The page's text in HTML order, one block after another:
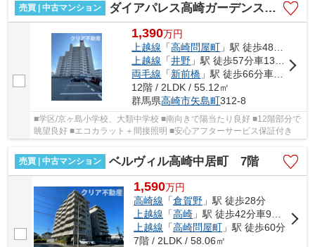
売買 | 中古マンション
ダイアパレス高崎ガーデンステージ 12階
1,390万円
上越線 「高崎問屋町 」駅 徒歩48分車13分 5.7km
上越線 「井野 」駅 徒歩57分車13分 4.6km
両毛線 「新前橋 」駅 徒歩66分車11分 5.0km
12階 / 2LDK / 55.12㎡
群馬県高崎市矢島町312-8
■学区/京ヶ島小学校、大類中学校 ■南向きで陽当たり良好 ■12階部分で
眺望良好 ■エコカラット＋間接照明 ■安心アフターサービス保証付き
売買 | 中古マンション ベルヴィル高崎中居町 7階
1,590万円
高崎線 「倉賀野 」駅 徒歩28分
上越線 「高崎 」駅 徒歩42分車9分 3.2km
上越線 「高崎問屋町 」駅 徒歩60分
7階 / 2LDK / 58.06㎡